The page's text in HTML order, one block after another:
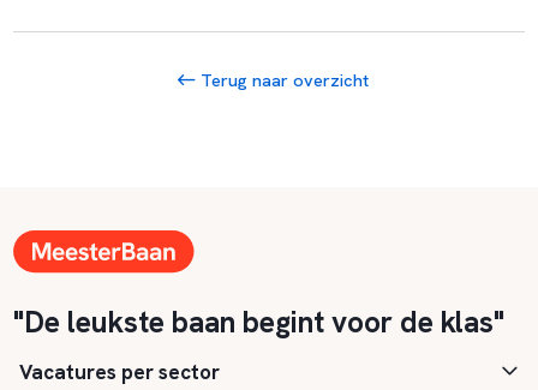
Terug naar overzicht
"De leukste baan begint voor de klas"
Vacatures per sector